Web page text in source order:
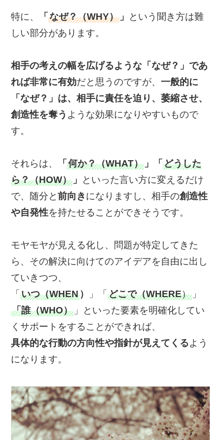
特に、 「なぜ？（WHY） 」
という聞き方は難
しい部分があります。
相手の考えの幅を広げるような「なぜ？」であ
れば非常に有効だと思うのですが、一般的に
「なぜ？」は、相手に責任を迫り、萎縮させ、
創造性を奪う ような効果になりやすいもので
す。
それらは、 「何か？（WHAT） 」「どうした
ら？（HOW） 」
といった言い方に変えるだけ
で、随分と前向きになりますし、相手の創造性
や自発性を持たせることができそうです。
モヤモヤが見える化し、問題が特定してきた
ら、その解決に向けてのアイデアを自由に出し
ていきつつ、
「いつ（WHEN ） 」「どこで（WHERE） 」
「誰（WHO） 」といった要素を明確化してい
くサポートをすることができれば、
具体的な行動の方向性や指針が見えてくるよう
になります。